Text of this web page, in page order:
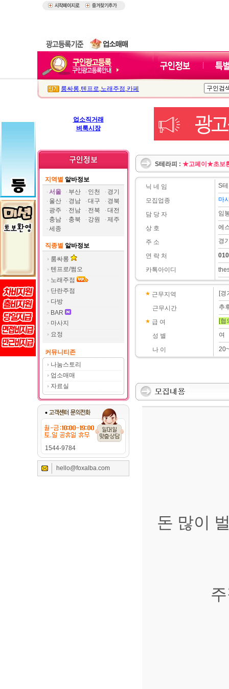
룸싸롱,텐프로,노래주점 ,카페
업소직거래
벼룩시장
지역별 알바정보
서울
부산 인천
경기
울산
경남 대구
경북
광주
전남 전북
대전
충남
충북 강원
제주
세종
직종별 알바정보
룸싸롱
텐프로/쩜오
노래주점
단란주점
다방
BAR
마사지
요정
커뮤니티존
나눔스토리
업소매매
자료실
1544-9784
hello@foxalba.com
S테라피 : ★고페이★초보
닉 네 임
모집업종
담 당 자
상 호
주 소
연 락 처
카톡아이디
S
마
임
에
경
근무지역
근무시간
급 여
성 별
나 이
[경
추
[협
여
돈 많이